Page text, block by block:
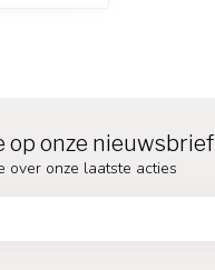
op onze nieuwsbrief
over onze laatste acties